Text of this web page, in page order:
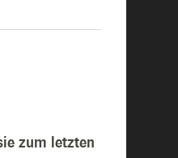
zum letzten